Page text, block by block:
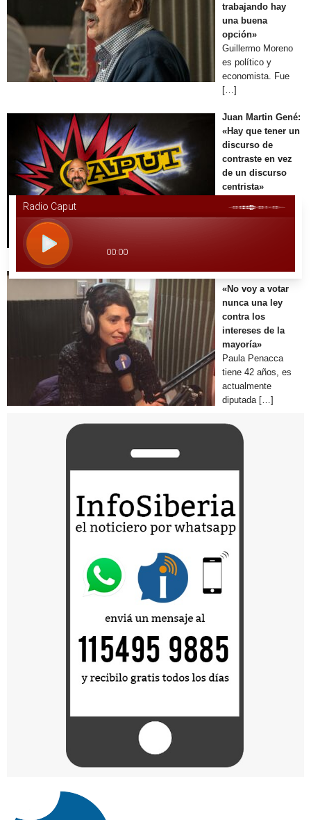
trabajando hay
una buena
opción»
Guillermo Moreno
es político y
economista. Fue
[…]
Juan Martin Gené:
«Hay que tener un
discurso de
contraste en vez
de un discurso
centrista»
Paula Penacca:
«No voy a votar
nunca una ley
contra los
intereses de la
mayoría»
Paula Penacca
tiene 42 años, es
actualmente
diputada […]